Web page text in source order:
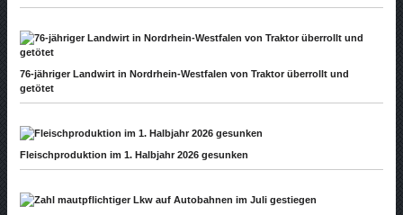
76-jähriger Landwirt in Nordrhein-Westfalen von Traktor überrollt und
getötet
Fleischproduktion im 1. Halbjahr 2026 gesunken